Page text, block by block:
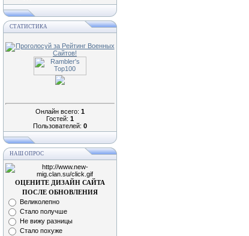
СТАТИСТИКА
Онлайн всего: 1
Гостей: 1
Пользователей: 0
НАШ ОПРОС
ОЦЕНИТЕ ДИЗАЙН САЙТА
ПОСЛЕ ОБНОВЛЕНИЯ
Великолепно
Стало получше
Не вижу разницы
Стало похуже